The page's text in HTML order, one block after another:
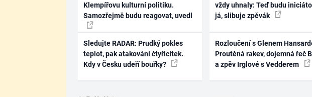
Klempířovu kulturní politiku.
Samozřejmě budu reagovat, uvedl
Sledujte RADAR: Prudký pokles
teplot, pak atakování čtyřicítek.
Kdy v Česku udeří bouřky?
vždy uhnaly: Teď budu
já, slibuje zpěvák
Rozloučení s Glenem
Proutěná rakev, dojemná řeč
a zpěv Irglové s Vedderem